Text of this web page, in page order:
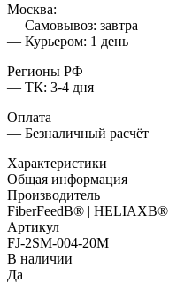
Москва:
— Самовывоз: завтра
— Курьером: 1 день
Регионы РФ
— ТК: 3-4 дня
Оплата
— Безналичный расчёт
Характеристики
Общая информация
Производитель
FiberFeedВ® | HELIAXВ®
Артикул
FJ-2SM-004-20M
В наличии
Да